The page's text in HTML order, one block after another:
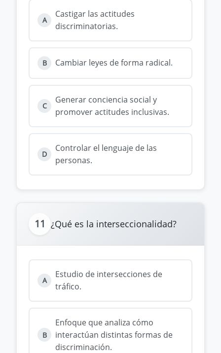
A
Castigar las actitudes
discriminatorias.
B Cambiar leyes de forma radical.
C
Generar conciencia social y
promover actitudes inclusivas.
D
Controlar el lenguaje de las
personas.
11 ¿Qué es la interseccionalidad?
A
Estudio de intersecciones de
tráfico.
B
Enfoque que analiza cómo
interactúan distintas formas de
discriminación.